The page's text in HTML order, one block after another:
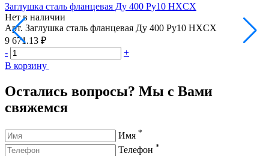
Заглушка сталь фланцевая Ду 400 Ру10 HXCX
Нет в наличии
Арт. Заглушка сталь фланцевая Ду 400 Ру10 HXCX
9 671.13 ₽
-
+
В корзину
Остались вопросы? Мы с Вами
свяжемся
Имя *
Телефон *